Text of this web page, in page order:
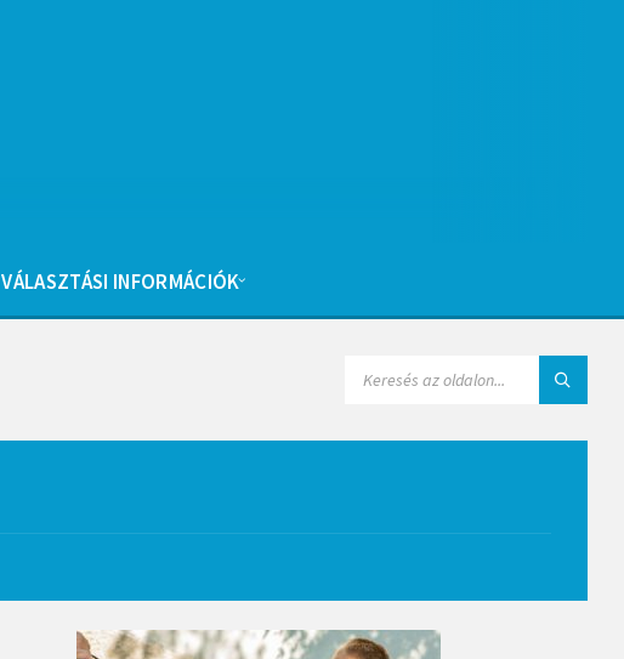
VÁLASZTÁSI INFORMÁCIÓK